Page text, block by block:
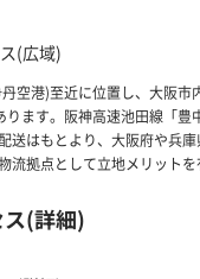
空港)至近に位置し、大阪市
ります。阪神高速池田線「豊
送はもとより、大阪府や兵
流拠点として立地メリットを
(詳細)